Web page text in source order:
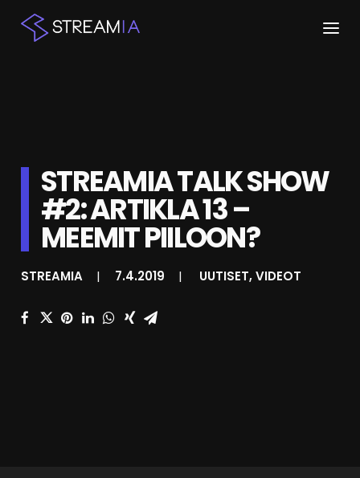
KESKUSTELU
SHOP
STREAMIA TALK SHOW
#2: ARTIKLA 13 –
MEEMIT PIILOON?
STREAMIA | 7.4.2019 | UUTISET,VIDEOT